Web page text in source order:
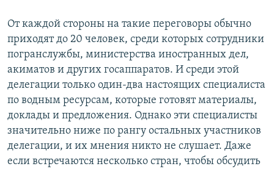
От каждой стороны на такие переговоры обычно
приходят до 20 человек, среди которых сотрудники
погранслужбы, министерства иностранных дел,
акиматов и других госаппаратов. И среди этой
делегации только один-два настоящих специалиста
по водным ресурсам, которые готовят материалы,
доклады и предложения. Однако эти специалисты
значительно ниже по рангу остальных участников
делегации, и их мнения никто не слушает. Даже
если встречаются несколько стран, чтобы обсудить